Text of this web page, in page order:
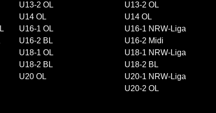
U13-2 OL
U14 OL
U16-1 OL
U16-2 BL
U18-1 OL
U18-2 BL
U20 OL
U13-2 OL
U14 OL
U16-1 NRW-Liga
U16-2 Midi
U18-1 NRW-Liga
U18-2 BL
U20-1 NRW-Liga
U20-2 OL